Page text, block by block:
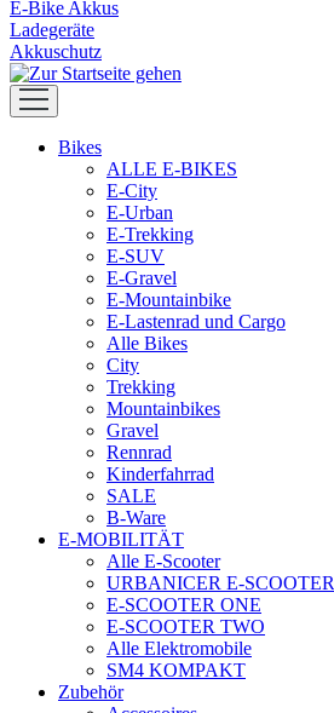
E-Bike Akkus
Ladegeräte
Akkuschutz
Bikes
ALLE E-BIKES
E-City
E-Urban
E-Trekking
E-SUV
E-Gravel
E-Mountainbike
E-Lastenrad und Cargo
Alle Bikes
City
Trekking
Mountainbikes
Gravel
Rennrad
Kinderfahrrad
SALE
B-Ware
E-MOBILITÄT
Alle E-Scooter
URBANICER E-SCOOTER
E-SCOOTER ONE
E-SCOOTER TWO
Alle Elektromobile
SM4 KOMPAKT
Zubehör